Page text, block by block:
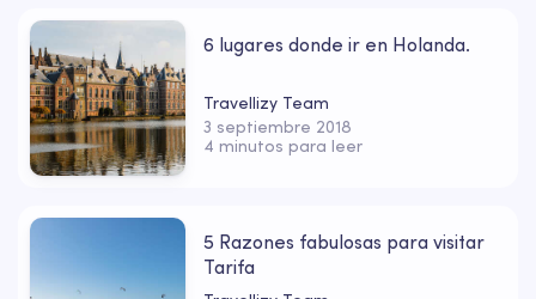
6 lugares donde ir en Holanda.
Travellizy Team
3 septiembre 2018
4 minutos para leer
5 Razones fabulosas para visitar
Tarifa